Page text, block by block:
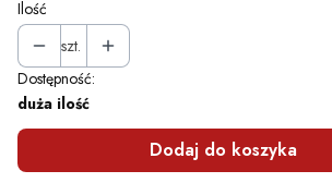
Ilość
szt.
Dostępność:
duża ilość
Dodaj do koszyka